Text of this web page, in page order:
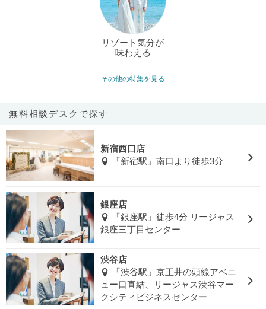
リゾート気分が
味わえる
その他の特集を見る
無料相談デスクで探す
新宿西口店
「新宿駅」南口より徒歩3分
銀座店
「銀座駅」徒歩4分 リージャス
銀座三丁目センター
渋谷店
「渋谷駅」京王井の頭線アベニ
ュー口直結、リージャス渋谷マー
クシティビジネスセンター